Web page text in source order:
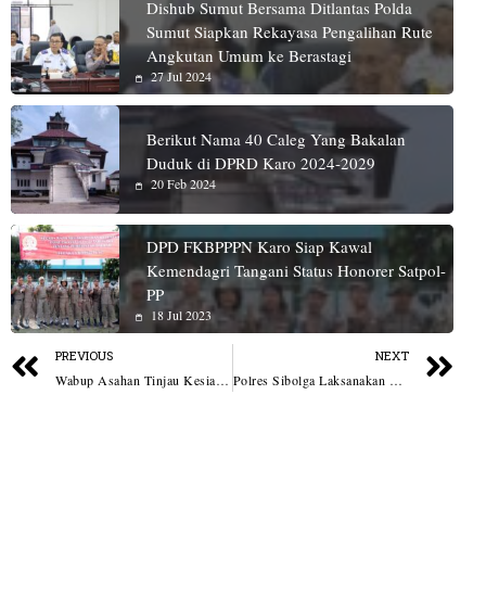
Dishub Sumut Bersama Ditlantas Polda
Sumut Siapkan Rekayasa Pengalihan Rute
Angkutan Umum ke Berastagi
27 Jul 2024
Berikut Nama 40 Caleg Yang Bakalan
Duduk di DPRD Karo 2024-2029
20 Feb 2024
DPD FKBPPPN Karo Siap Kawal
Kemendagri Tangani Status Honorer Satpol-
PP
18 Jul 2023
PREVIOUS
Wabup Asahan Tinjau Kesiapan Pasokan BBM di Terminal Fuel Kisaran Jelang Arus Mudik Idul Fitri 1446 H
NEXT
Polres Sibolga Laksanakan Apel Gelar Pasukan Ops Ketupat Toba 2025